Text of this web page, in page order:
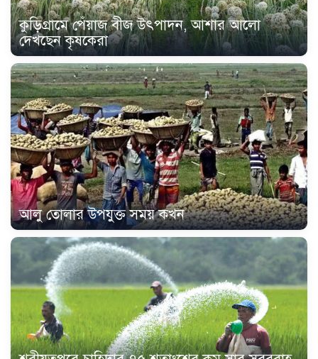
কুড়িগ্রামে পেঁয়াজ বীজ উৎপাদন, আশার আলো
দেখছেন কৃষকেরা
আলু তোলার উপযুক্ত সময় কখন